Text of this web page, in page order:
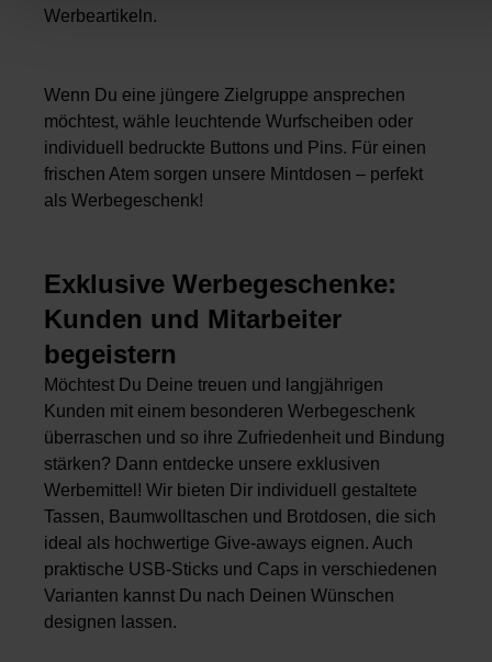
Werbeartikeln.
Wenn Du eine jüngere Zielgruppe ansprechen
möchtest, wähle leuchtende Wurfscheiben oder
individuell bedruckte Buttons und Pins. Für einen
frischen Atem sorgen unsere Mintdosen – perfekt
als Werbegeschenk!
Exklusive Werbegeschenke:
Kunden und Mitarbeiter
begeistern
Möchtest Du Deine treuen und langjährigen
Kunden mit einem besonderen Werbegeschenk
überraschen und so ihre Zufriedenheit und Bindung
stärken? Dann entdecke unsere exklusiven
Werbemittel! Wir bieten Dir individuell gestaltete
Tassen, Baumwolltaschen und Brotdosen, die sich
ideal als hochwertige Give-aways eignen. Auch
praktische USB-Sticks und Caps in verschiedenen
Varianten kannst Du nach Deinen Wünschen
designen lassen.